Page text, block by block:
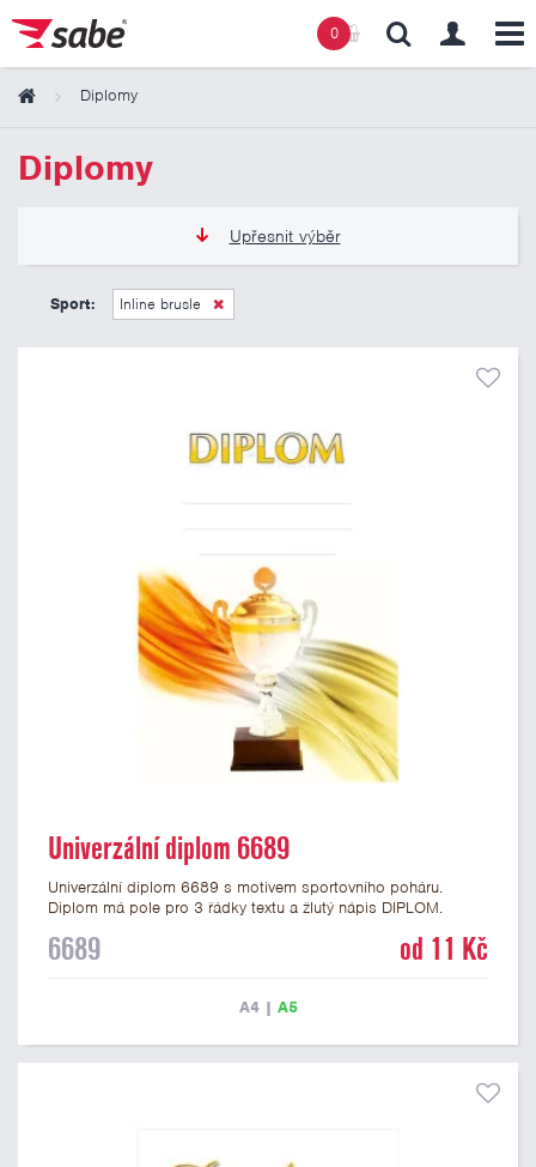
0
Diplomy
Diplomy
Upřesnit výběr
11 Kč
Sport: Inline brusle
Univerzální diplom 6689
Univerzální diplom 6689 s motivem sportovního poháru.
Diplom má pole pro 3 řádky textu a žlutý nápis DIPLOM.
diplom je vhodný pro většinu událostí, ke kterým by se hodil i
6689 od 11 Kč
A4| A5
Obsah košíku